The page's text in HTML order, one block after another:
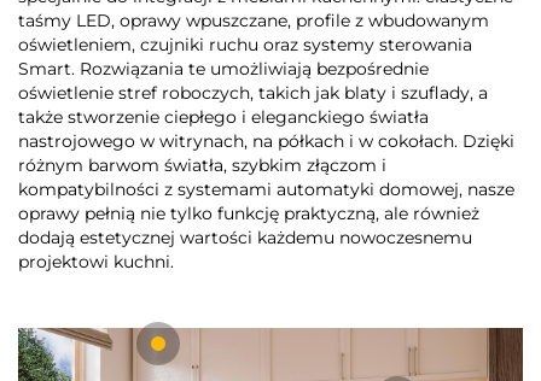
taśmy LED, oprawy wpuszczane, profile z wbudowanym
oświetleniem, czujniki ruchu oraz systemy sterowania
Smart. Rozwiązania te umożliwiają bezpośrednie
oświetlenie stref roboczych, takich jak blaty i szuflady, a
także stworzenie ciepłego i eleganckiego światła
nastrojowego w witrynach, na półkach i w cokołach. Dzięki
różnym barwom światła, szybkim złączom i
kompatybilności z systemami automatyki domowej, nasze
oprawy pełnią nie tylko funkcję praktyczną, ale również
dodają estetycznej wartości każdemu nowoczesnemu
projektowi kuchni.